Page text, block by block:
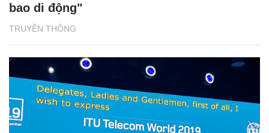
TRUYỀN THÔNG
bao di động"